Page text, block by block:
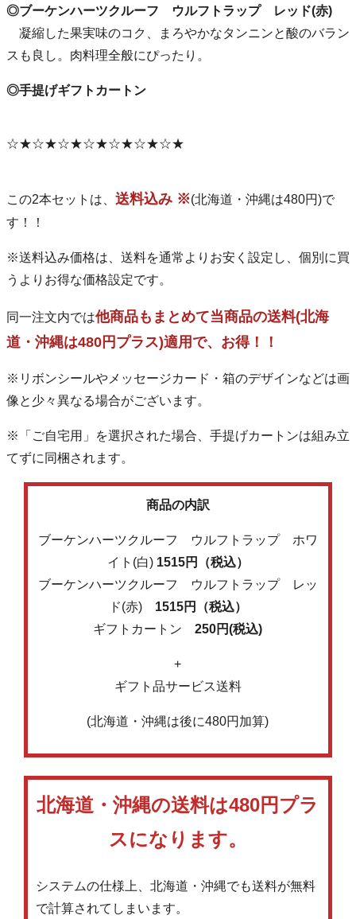
◎ブーケンハーツクルーフ ウルフトラップ レッド(赤)
凝縮した果実味のコク、まろやかなタンニンと酸のバラン
スも良し。肉料理全般にぴったり。
◎手提げギフトカートン
☆★☆★☆★☆★☆★☆★☆★
この2本セットは、 送料込み ※(北海道・沖縄は480円)で
す！！
※送料込み価格は、送料を通常よりお安く設定し、個別に買
うよりお得な価格設定です。
同一注文内では他商品もまとめて当商品の送料(北海
道・沖縄は480円プラス)適用で、お得！！
※リボンシールやメッセージカード・箱のデザインなどは画
像と少々異なる場合がございます。
※「ご自宅用」を選択された場合、手提げカートンは組み立
てずに同梱されます。
商品の内訳
ブーケンハーツクルーフ ウルフトラップ ホワ
イト(白) 1515円（税込）
ブーケンハーツクルーフ ウルフトラップ レッ
ド(赤) 1515円（税込）
ギフトカートン250円(税込)
+
ギフト品サービス送料
(北海道・沖縄は後に480円加算)
北海道・沖縄の送料は480円プラ
スになります。
システムの仕様上、北海道・沖縄でも送料が無料
で計算されてしまいます。